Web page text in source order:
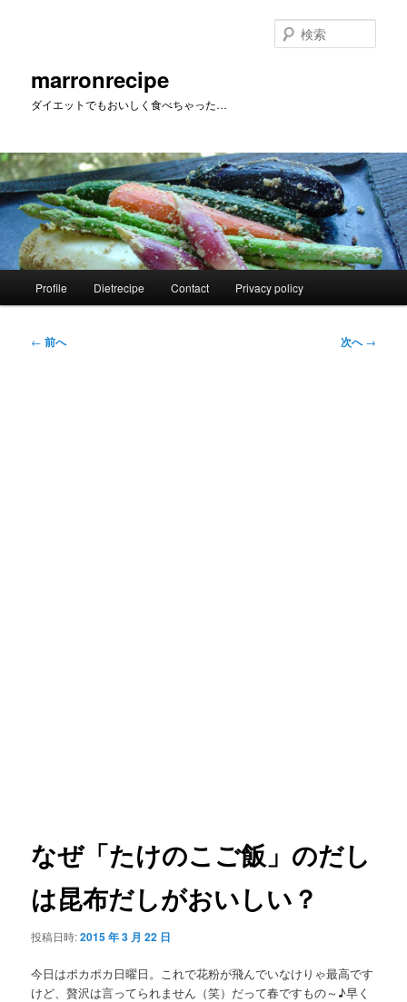
へ
移
動
marronrecipe
ダイエットでもおいしく食べちゃった…
索
Profile Dietrecipe Contact Privacy policy
投
← 前へ 次へ→
なぜ「たけのこご飯」のだし
は昆布だしがおいしい？
投稿日時:2015 年 3 月 22 日
今日はポカポカ日曜日。これで花粉が飛んでいなけりゃ最高です
けど、贅沢は言ってられません（笑）だって春ですもの～♪早く